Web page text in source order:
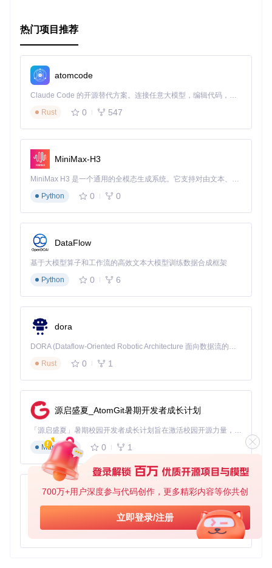
700万+用户深度参与代码创作，更多精彩内容等你共创
立即登录/注册
热门项目推荐
atomcode
Claude Code 的开源替代方案。连接任意大模型，编辑代码，运行命令，自动验证 — 全自动执行。用 Rust 构建，极致性能。 ｜ An open-source alternative to Claude Code. Connect any LLM, edit code, run commands, and verify changes — autonomously. Built in Rust for speed. Get Started
Rust
0 547
MiniMax-H3
MiniMax H3 是一个通用的全模态生成系统。它支持对由文本、图像、视频和音频组成的多模态上下文进行统一理解，并能生成分辨率高达 2K、时长可达 15 秒的带原生立体声音频的视频。得益于面向任务泛化的系统设计，H3 在预训练阶段就已具备广泛的多模态上下文理解与生成能力，能够出色地执行复杂的多模态指令。
Python
0 0
DataFlow
基于大模型算子和工作流的高效文本大模型训练数据合成框架
Python
0 6
dora
DORA (Dataflow-Oriented Robotic Architecture 面向数据流的机器人架构) 是为 AI 与具身智能机器人打造的高性能开发框架，以数据流范式重构开发逻辑，原生支持分布式部署与端边云协同 —— 无需复杂适配，即可实现一体端到端具身大小脑、VLA等模型部署，无缝衔接感知、推理、控制全链路，让 AI 能力与机器人动作深度融合。 依托 Rust 内核与零拷贝通信技术，它将具身大小脑、VLA等模型推理、多模态数据融合延迟压缩至微秒级，同时兼容 ROS2 生态与国产 AI 芯片，彻底降低具身智能机器人的开发门槛，让分布式部署下的 AI 赋能创新更高效、更灵活。
Rust
0 1
源启盛夏_AtomGit暑期开发者成长计划
「源启盛夏」暑期校园开发者成长计划旨在激活校园开源力量，通过积分激励、认证扶持、资源倾斜等形式，引导高校组织和开发者完成「入驻 — 建项目 — 做贡献 — 获认证 — 得资源」的完整闭环。无论你是想带领社团入驻平台的组织者，还是希望用代码贡献证明自己的开发者，都能在这里找到属于你的成长路径。
Markdown
0 1
py-xiaozhi
基于Python的Xiaozhi AI，适用于想要完整Xiaozhi体验而无需拥有专用硬件的用户。
Python
0 1